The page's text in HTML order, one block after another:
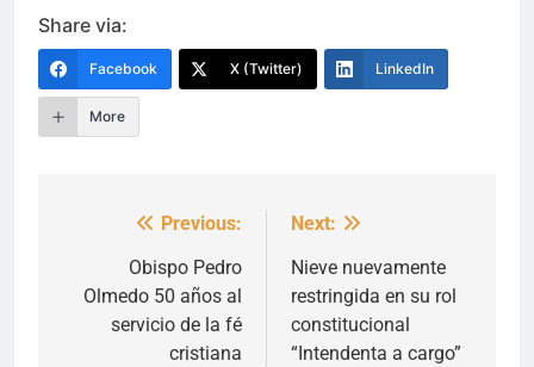
Share via:
Facebook X (Twitter) LinkedIn
More
Navegación
entradas
Previous:
Obispo Pedro
Olmedo 50 años al
servicio de la fé
cristiana
Next:
Nieve nuevamente
restringida en su rol
constitucional
“Intendenta a cargo”